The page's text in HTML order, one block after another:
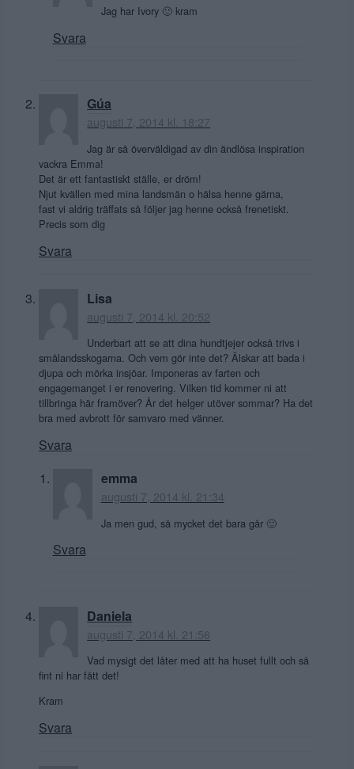
Jag har Ivory 🙂 kram
Svara
Gúa
augusti 7, 2014 kl. 18:27
Jag är så överväldigad av din ändlösa inspiration
vackra Emma!
Det är ett fantastiskt ställe, er dröm!
Njut kvällen med mina landsmän o hälsa henne gärna,
fast vi aldrig träffats så följer jag henne också frenetiskt.
Precis som dig
Svara
Lisa
augusti 7, 2014 kl. 20:52
Underbart att se att dina hundtjejer också trivs i
smålandsskogarna. Och vem gör inte det? Älskar att bada i
djupa och mörka insjöar. Imponeras av farten och
engagemanget i er renovering. Vilken tid kommer ni att
tillbringa här framöver? Är det helger utöver sommar? Ha det
bra med avbrott för samvaro med vänner.
Svara
emma
augusti 7, 2014 kl. 21:34
Ja men gud, så mycket det bara går 🙂
Svara
Daniela
augusti 7, 2014 kl. 21:56
Vad mysigt det låter med att ha huset fullt och så
fint ni har fått det!
Kram
Svara